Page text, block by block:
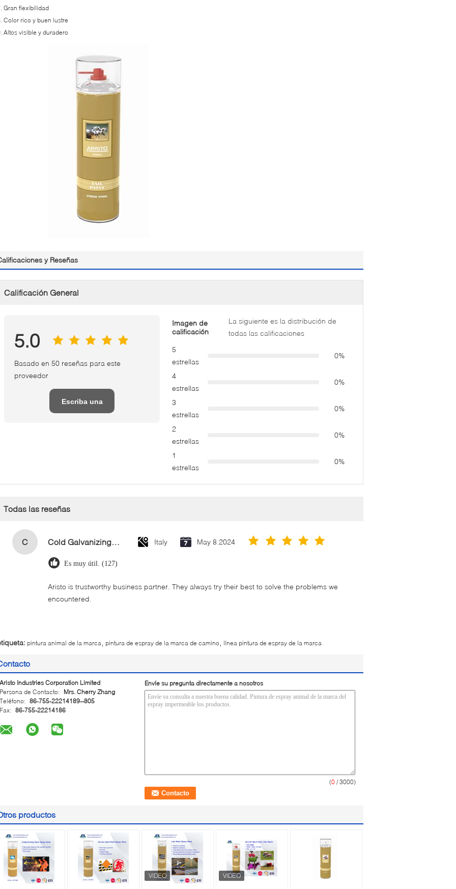
Gran flexibilidad
Color rico y buen lustre
Altos visible y duradero
y Reseñas
Calificación General
5.0
Basado en 50 reseñas para este
proveedor
Escriba una
Imagen de
calificación
La siguiente es la distribución de
todas las calificaciones
5
estrellas
0%
4
estrellas
0%
3
estrellas
0%
2
estrellas
0%
1
estrellas
0%
Todas las reseñas
C Cold Galvanizing Zinc Spray Paint 400ml Italy May 8.2024
Es muy útil. (127)
Aristo is trustworthy business partner. They always try their best to solve the problems we
encountered.
pintura animal de la marca pintura de espray de la marca de camino línea pintura de espray de la marca
Aristo Industries Corporation Limited
Persona de Contacto:
Mrs. Cherry Zhang
Teléfono: 86-755-22214189--805
Fax: 86-755-22214186
Envíe su pregunta directamente a nosotros
(0 / 3000)
productos